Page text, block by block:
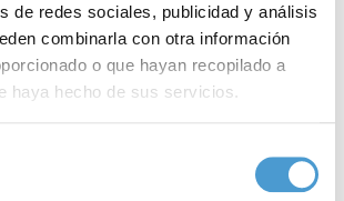
de redes sociales, publicidad y análisis
combinarla con otra información
o que hayan recopilado a
haya hecho de sus servicios.
da segundas oportunidades, nosotros lo
esos duros golpes de los que intentamos
sencillo! Los que vivimos con una